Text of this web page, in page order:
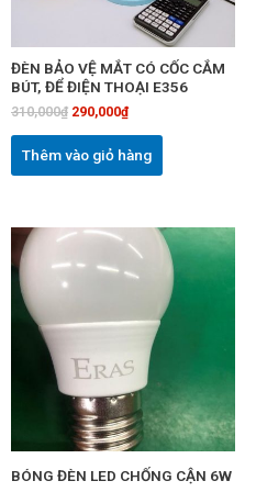
ĐÈN BẢO VỆ MẮT CÓ CỐC CẮM
BÚT, ĐỂ ĐIỆN THOẠI E356
310,000₫ 290,000₫
Thêm vào giỏ hàng
BÓNG ĐÈN LED CHỐNG CẬN 6W